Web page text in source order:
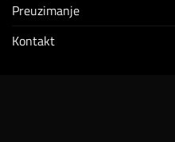
Preuzimanje
Kontakt